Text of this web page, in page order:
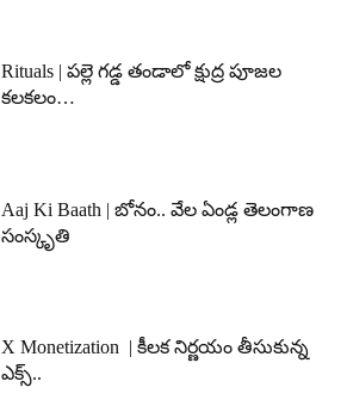
Rituals | పల్లె గడ్డ తండాలో క్షుద్ర పూజల
కలకలం…
Aaj Ki Baath | బోనం.. వేల ఏండ్ల తెలంగాణ
సంస్కృతి
X Monetization | కీలక నిర్ణయం తీసుకున్న
ఎక్స్..